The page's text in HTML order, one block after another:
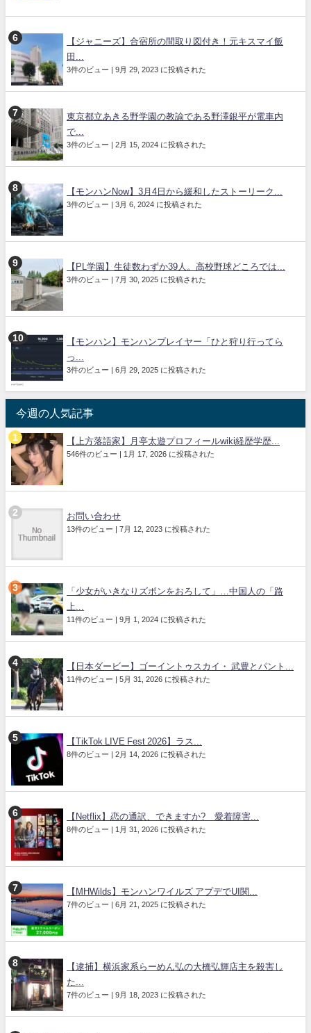
【ジャニーズ】合宿所の間取り図付き！元キスマイ飯
田...
3件のビュー | 9月 29, 2023 に投稿された
東京都立あきる野学園の教諭である野澤銀平が電車内
で...
3件のビュー | 2月 15, 2024 に投稿された
【モンハンNow】3月4日から緩和したストーリーク...
3件のビュー | 3月 6, 2024 に投稿された
【PL学園】生徒数わずか39人。高校野球どころでは...
3件のビュー | 7月 30, 2025 に投稿された
【モンハン】モンハンプレイヤー「ひと狩り行ってら
っ...
3件のビュー | 6月 29, 2025 に投稿された
今週の人気記事
【上方落語家】月亭太遊プロフィールwiki経歴学歴...
546件のビュー | 1月 17, 2026 に投稿された
お問い合わせ
13件のビュー | 7月 12, 2023 に投稿された
「少女がいきなりズボンをおろして」…中国人の「路
上...
11件のビュー | 9月 1, 2024 に投稿された
【日本ダービー】ゴーイントゥスカイ・ 武豊とパント...
11件のビュー | 5月 31, 2026 に投稿された
【TikTok LIVE Fest 2026】ラス...
8件のビュー | 2月 14, 2026 に投稿された
【Netflix】恋の通訳、できますか? 愛着障害...
8件のビュー | 1月 31, 2026 に投稿された
【MHWilds】モンハンワイルズ アプデでUI関...
7件のビュー | 6月 21, 2025 に投稿された
【逮捕】横浜家系らーめん弘の大橋弘輝店主を殺害し
た...
7件のビュー | 9月 18, 2023 に投稿された